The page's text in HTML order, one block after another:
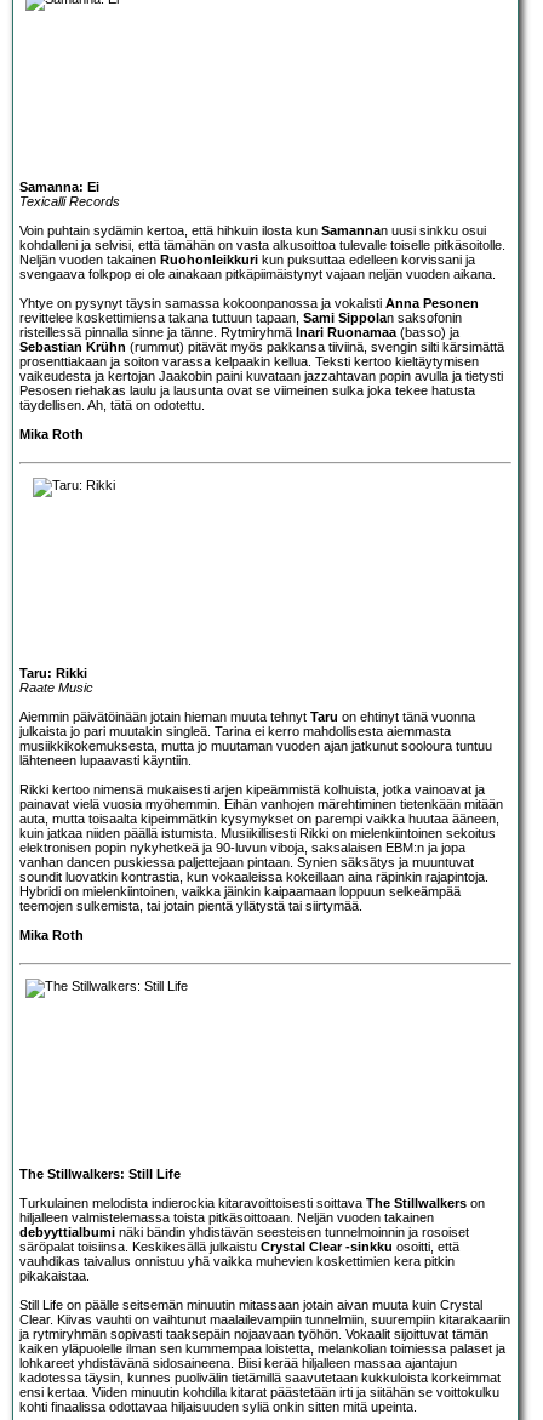
Samanna: Ei
Texicalli Records
Voin puhtain sydämin kertoa, että hihkuin ilosta kun Samannan uusi sinkku osui
kohdalleni ja selvisi, että tämähän on vasta alkusoittoa tulevalle toiselle pitkäsoitolle.
Neljän vuoden takainen Ruohonleikkuri kun puksuttaa edelleen korvissani ja
svengaava folkpop ei ole ainakaan pitkäpiimäistynyt vajaan neljän vuoden aikana.
Yhtye on pysynyt täysin samassa kokoonpanossa ja vokalisti Anna Pesonen
revittelee koskettimiensa takana tuttuun tapaan, Sami Sippolan saksofonin
risteillessä pinnalla sinne ja tänne. Rytmiryhmä Inari Ruonamaa (basso) ja
Sebastian Krühn (rummut) pitävät myös pakkansa tiiviinä, svengin silti kärsimättä
prosenttiakaan ja soiton varassa kelpaakin kellua. Teksti kertoo kieltäytymisen
vaikeudesta ja kertojan Jaakobin paini kuvataan jazzahtavan popin avulla ja tietysti
Pesosen riehakas laulu ja lausunta ovat se viimeinen sulka joka tekee hatusta
täydellisen. Ah, tätä on odotettu.
Mika Roth
Taru: Rikki
Raate Music
Aiemmin päivätöinään jotain hieman muuta tehnyt Taru on ehtinyt tänä vuonna
julkaista jo pari muutakin singleä. Tarina ei kerro mahdollisesta aiemmasta
musiikkikokemuksesta, mutta jo muutaman vuoden ajan jatkunut sooloura tuntuu
lähteneen lupaavasti käyntiin.
Rikki kertoo nimensä mukaisesti arjen kipeämmistä kolhuista, jotka vainoavat ja
painavat vielä vuosia myöhemmin. Eihän vanhojen märehtiminen tietenkään mitään
auta, mutta toisaalta kipeimmätkin kysymykset on parempi vaikka huutaa ääneen,
kuin jatkaa niiden päällä istumista. Musiikillisesti Rikki on mielenkiintoinen sekoitus
elektronisen popin nykyhetkeä ja 90-luvun viboja, saksalaisen EBM:n ja jopa
vanhan dancen puskiessa paljettejaan pintaan. Synien säksätys ja muuntuvat
soundit luovatkin kontrastia, kun vokaaleissa kokeillaan aina räpinkin rajapintoja.
Hybridi on mielenkiintoinen, vaikka jäinkin kaipaamaan loppuun selkeämpää
teemojen sulkemista, tai jotain pientä yllätystä tai siirtymää.
Mika Roth
The Stillwalkers: Still Life
Turkulainen melodista indierockia kitaravoittoisesti soittava The Stillwalkers on
hiljalleen valmistelemassa toista pitkäsoittoaan. Neljän vuoden takainen
debyyttialbumi näki bändin yhdistävän seesteisen tunnelmoinnin ja rosoiset
säröpalat toisiinsa. Keskikesällä julkaistu Crystal Clear -sinkku osoitti, että
vauhdikas taivallus onnistuu yhä vaikka muhevien koskettimien kera pitkin
pikakaistaa.
Still Life on päälle seitsemän minuutin mitassaan jotain aivan muuta kuin Crystal
Clear. Kiivas vauhti on vaihtunut maalailevampiin tunnelmiin, suurempiin kitarakaariin
ja rytmiryhmän sopivasti taaksepäin nojaavaan työhön. Vokaalit sijoittuvat tämän
kaiken yläpuolelle ilman sen kummempaa loistetta, melankolian toimiessa palaset ja
lohkareet yhdistävänä sidosaineena. Biisi kerää hiljalleen massaa ajantajun
kadotessa täysin, kunnes puolivälin tietämillä saavutetaan kukkuloista korkeimmat
ensi kertaa. Viiden minuutin kohdilla kitarat päästetään irti ja siitähän se voittokulku
kohti finaalissa odottavaa hiljaisuuden syliä onkin sitten mitä upeinta.